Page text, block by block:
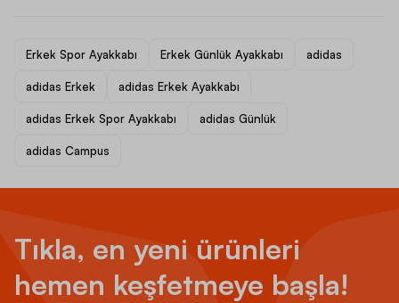
Erkek Spor Ayakkabı Erkek Günlük Ayakkabı adidas
adidas Erkek adidas Erkek Ayakkabı
adidas Erkek Spor Ayakkabı adidas Günlük
adidas Campus
Tıkla, en yeni ürünleri
hemen keşfetmeye başla!